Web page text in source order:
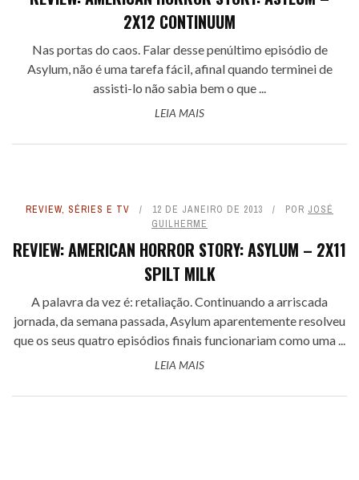
2X12 CONTINUUM
Nas portas do caos. Falar desse penúltimo episódio de
Asylum, não é uma tarefa fácil, afinal quando terminei de
assisti-lo não sabia bem o que ...
LEIA MAIS
REVIEW, SÉRIES E TV 12 DE JANEIRO DE 2013 POR JOSÉ
GUILHERME
REVIEW: AMERICAN HORROR STORY: ASYLUM – 2X11
SPILT MILK
A palavra da vez é: retaliação. Continuando a arriscada
jornada, da semana passada, Asylum aparentemente resolveu
que os seus quatro episódios finais funcionariam como uma ...
LEIA MAIS